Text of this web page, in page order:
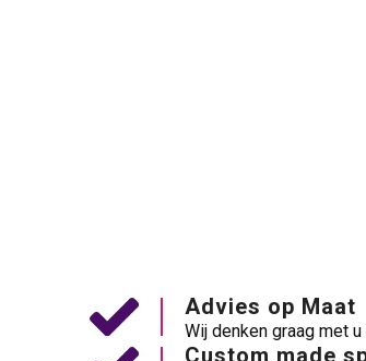
Advies op Maat
Wij denken graag met